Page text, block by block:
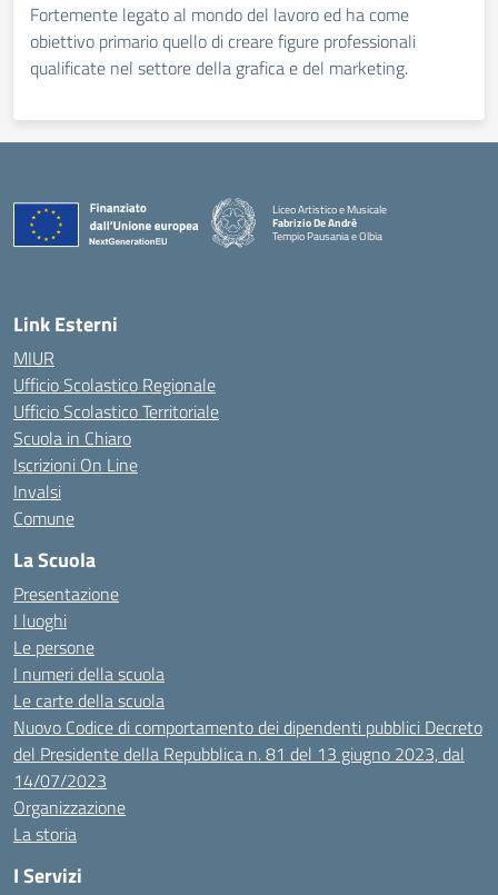
Fortemente legato al mondo del lavoro ed ha come
obiettivo primario quello di creare figure professionali
qualificate nel settore della grafica e del marketing.
Liceo Artistico e Musicale
Fabrizio De Andrè
Tempio Pausania e Olbia
— Visita la pagina iniziale della scuola
Link Esterni
MIUR
Ufficio Scolastico Regionale
Ufficio Scolastico Territoriale
Scuola in Chiaro
Iscrizioni On Line
Invalsi
Comune
La Scuola
Presentazione
I luoghi
Le persone
I numeri della scuola
Le carte della scuola
Nuovo Codice di comportamento dei dipendenti pubblici Decreto
del Presidente della Repubblica n. 81 del 13 giugno 2023, dal
14/07/2023
Organizzazione
La storia
I Servizi